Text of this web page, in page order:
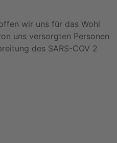
wir uns für das Wohl
uns versorgten Personen
des SARS-COV 2